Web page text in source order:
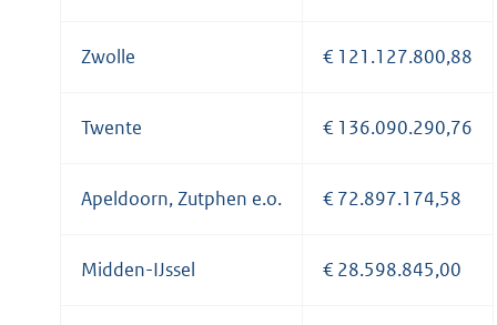
Zwolle € 121.127.800,88
Twente € 136.090.290,76
Apeldoorn, Zutphen e.o. € 72.897.174,58
Midden-IJssel € 28.598.845,00